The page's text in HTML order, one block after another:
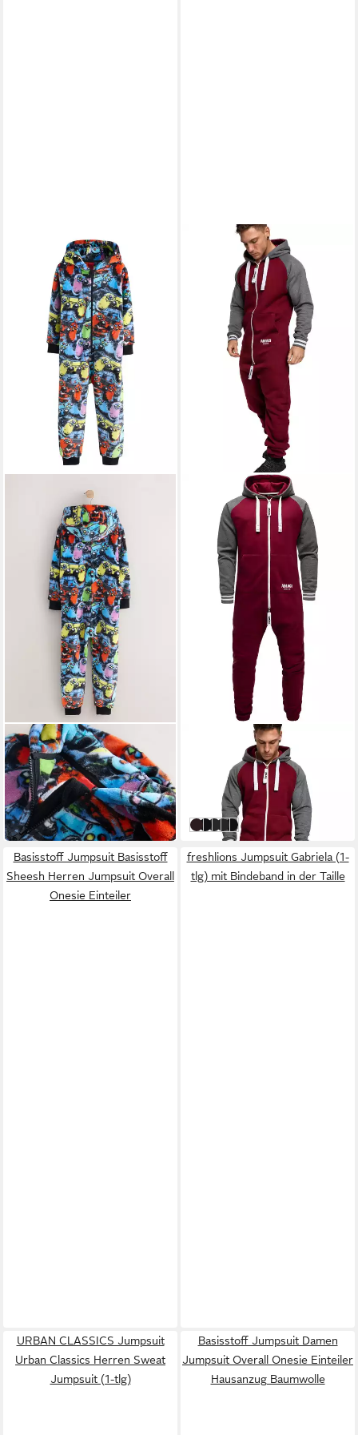
NEXT
Jumpsuit Einteiler aus Fleece
(1-tlg)
ab 43,00 €
AMACI&SONS
Jumpsuit LUBBOCK
Jumpsuit
39,90 € UVP69,90 €
Bordeaux
Schwarz
Anthrazit
Anthrazit/Rot
Schwarz/Rot
Basisstoff Jumpsuit Basisstoff
Sheesh Herren Jumpsuit Overall
Onesie Einteiler
freshlions Jumpsuit Gabriela (1-
tlg) mit Bindeband in der Taille
URBAN CLASSICS Jumpsuit
Urban Classics Herren Sweat
Jumpsuit (1-tlg)
Basisstoff Jumpsuit Damen
Jumpsuit Overall Onesie Einteiler
Hausanzug Baumwolle